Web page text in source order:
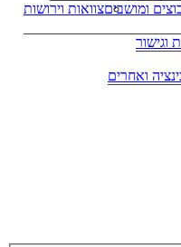
ומושביםצוואות וירושות
ואחרים